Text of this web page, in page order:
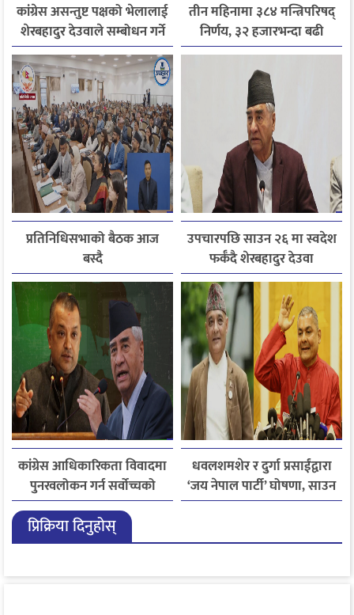
कांग्रेस असन्तुष्ट पक्षको भेलालाई
शेरबहादुर देउवाले सम्बोधन गर्ने
तीन महिनामा ३८४ मन्त्रिपरिषद्
निर्णय, ३२ हजारभन्दा बढी
गुनासो फर्छ्योट
प्रतिनिधिसभाको बैठक आज
बस्दै
उपचारपछि साउन २६ मा स्वदेश
फर्कँदै शेरबहादुर देउवा
कांग्रेस आधिकारिकता विवादमा
पुनरवलोकन गर्न सर्वोच्चको
अनुमति
धवलशमशेर र दुर्गा प्रसाईंद्वारा
‘जय नेपाल पार्टी’ घोषणा, साउन
२८ मा आयोगमा दर्ता गर्ने तयारी
प्रिक्रिया दिनुहोस्